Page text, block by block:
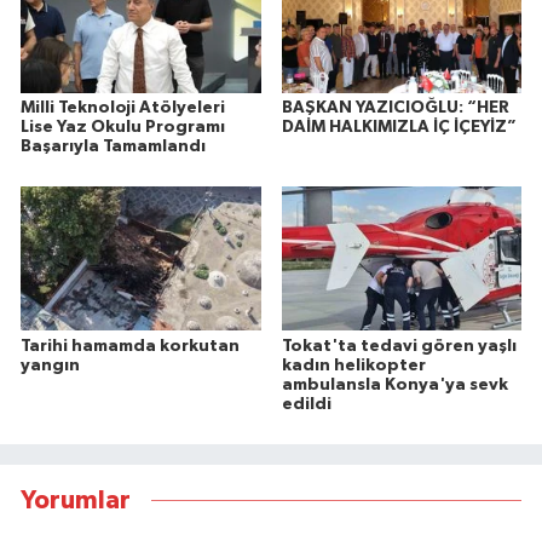
Milli Teknoloji Atölyeleri
Lise Yaz Okulu Programı
Başarıyla Tamamlandı
BAŞKAN YAZICIOĞLU: “HER
DAİM HALKIMIZLA İÇ İÇEYİZ”
Tarihi hamamda korkutan
yangın
Tokat'ta tedavi gören yaşlı
kadın helikopter
ambulansla Konya'ya sevk
edildi
Yorumlar